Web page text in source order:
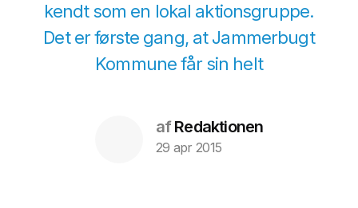
kendt som en lokal aktionsgruppe.
Det er første gang, at Jammerbugt
Kommune får sin helt
afRedaktionen
29 apr 2015